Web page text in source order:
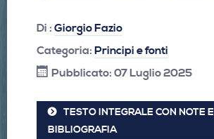
Di : Giorgio Fazio
Categoria: Principi e fonti
Pubblicato: 07 Luglio 2025
TESTO INTEGRALE CON NOTE E
BIBLIOGRAFIA